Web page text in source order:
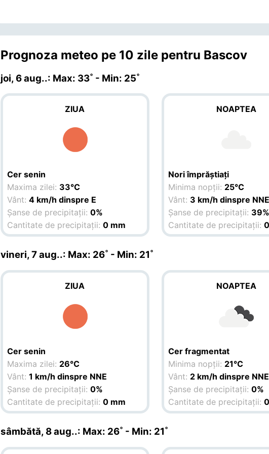
Prognoza meteo pe 10 zile pentru Bascov
joi, 6 aug..: Max: 33˚ - Min: 25˚
ZIUA
Cer senin
Maxima zilei: 33°C
Vânt:4 km/h dinspre E
Șanse de precipitații:0%
Cantitate de precipitații:0 mm
NOAPTEA
Nori împrăștiați
Minima nopții: 25°C
Vânt: 3 km/h dinspre NNE
Șanse de precipitații: 39%
Cantitate de precipitații:
vineri, 7 aug..: Max: 26˚ - Min: 21˚
ZIUA
Cer senin
Maxima zilei: 26°C
Vânt:1 km/h dinspre NNE
Șanse de precipitații:0%
Cantitate de precipitații:0 mm
NOAPTEA
Cer fragmentat
Minima nopții: 21°C
Vânt: 2 km/h dinspre NNE
Șanse de precipitații:0%
Cantitate de precipitații:
sâmbătă, 8 aug..: Max: 26˚ - Min: 21˚